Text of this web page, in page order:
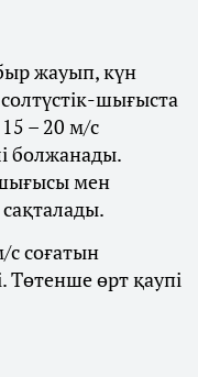
жауып, күн
шығыста
– 20 м/с
болжанады.
мен
сақталады.
с соғатын
Төтенше өрт қаупі